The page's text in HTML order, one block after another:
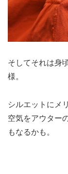
そしてそれは身
様。
シルエットにメ
空気をアウター
もなるかも。